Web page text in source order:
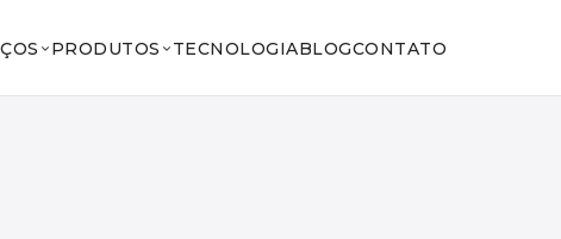
PRODUTOS TECNOLOGIABLOGCONTATO